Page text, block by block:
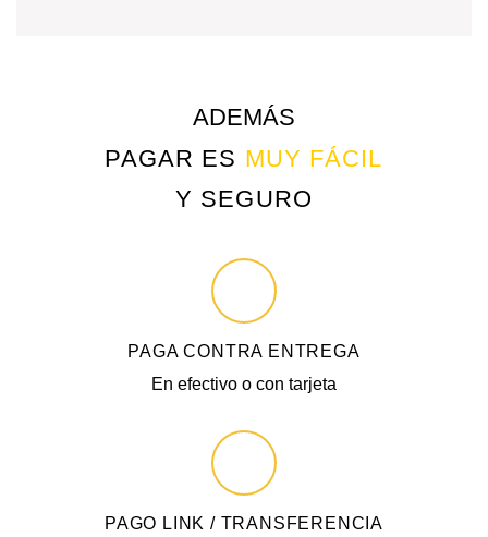
ADEMÁS
PAGAR ES MUY FÁCIL
Y SEGURO
PAGA CONTRA ENTREGA
En efectivo o con tarjeta
PAGO LINK / TRANSFERENCIA